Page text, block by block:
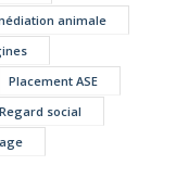
animale
Placement ASE
Regard social